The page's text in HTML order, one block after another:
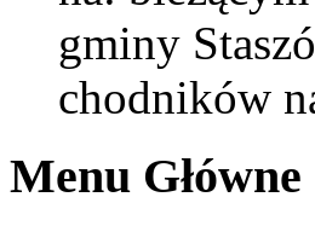
gminy
chodników
Menu Główne